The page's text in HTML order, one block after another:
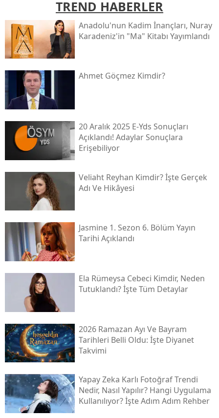
TREND HABERLER
Anadolu'nun Kadim İnançları, Nuray
Karadeniz'in "ma" Kitabı Yayımlandı
Ahmet Göçmez Kimdir?
20 Aralık 2025 E-Yds Sonuçları
Açıklandı! Adaylar Sonuçlara
Erişebiliyor
Veliaht Reyhan Kimdir? İşte Gerçek
Adı Ve Hikâyesi
Jasmine 1. Sezon 6. Bölüm Yayın
Tarihi Açıklandı
Ela Rümeysa Cebeci Kimdir, Neden
Tutuklandı? İşte Tüm Detaylar
2026 Ramazan Ayı Ve Bayram
Tarihleri Belli Oldu: İşte Diyanet
Takvimi
Yapay Zeka Karlı Fotoğraf Trendi
Nedir, Nasıl Yapılır? Hangi Uygulama
Kullanılıyor? İşte Adım Adım Rehber